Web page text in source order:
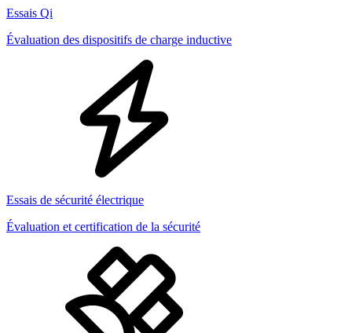
Essais Qi
Évaluation des dispositifs de charge inductive
Essais de sécurité électrique
Évaluation et certification de la sécurité